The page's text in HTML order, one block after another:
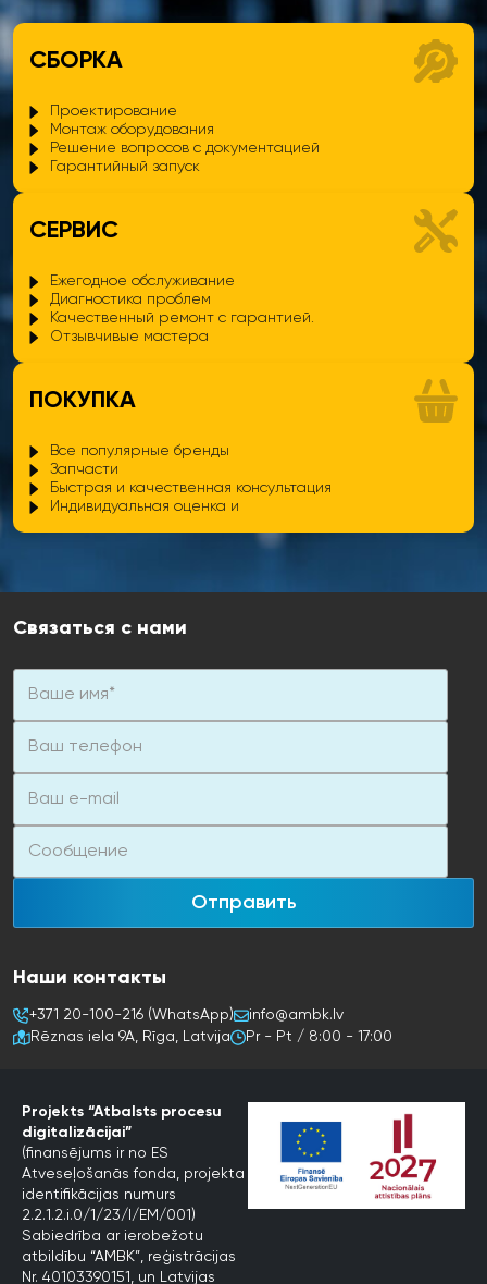
СБОРКА
Проектирование
Монтаж оборудования
Решение вопросов с документацией
Гарантийный запуск
СЕРВИС
Ежегодное обслуживание
Диагностика проблем
Качественный ремонт с гарантией.
Отзывчивые мастера
ПОКУПКА
Все популярные бренды
Запчасти
Быстрая и качественная консультация
Индивидуальная оценка и
Связаться с нами
Отправить
Наши контакты
+371 20-100-216 (WhatsApp)
info@ambk.lv
Rēznas iela 9A, Rīga, Latvija
Pr - Pt / 8:00 - 17:00
Projekts “Atbalsts procesu
digitalizācijai”
(finansējums ir no ES
Atveseļošanās fonda, projekta
identifikācijas numurs
2.2.1.2.i.0/1/23/I/EM/001)
Sabiedrība ar ierobežotu
atbildību “AMBK”, reģistrācijas
Nr. 40103390151, un Latvijas